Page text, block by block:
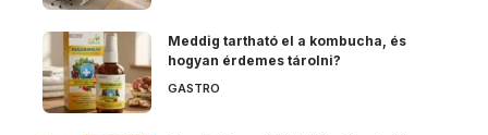
Meddig tartható el a kombucha, és
hogyan érdemes tárolni?
GASTRO